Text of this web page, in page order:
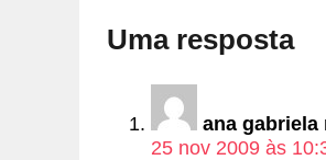
Uma resposta
ana gabriela
25 nov 2009 às